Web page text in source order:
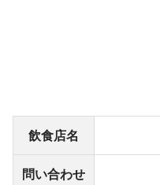
飲食店名
問い合わせ